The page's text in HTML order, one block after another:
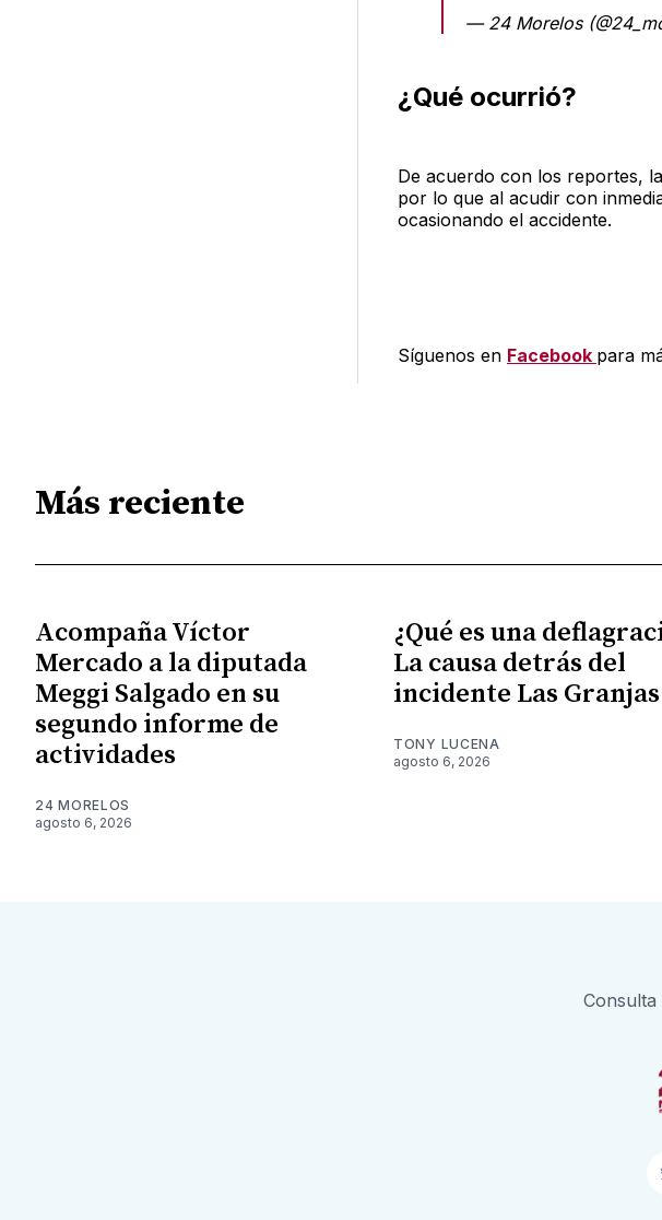
— 24 Morelos
¿Qué ocurrió?
De acuerdo con los reportes,
por lo que al acudir con
ocasionando el accidente.
Síguenos en Facebook para
Más reciente
Acompaña Víctor
Mercado a la diputada
Meggi Salgado en su
segundo informe de
actividades
24 MORELOS
agosto 6, 2026
¿Qué es una
La causa detrás del
incidente Las Granjas
TONY LUCENA
agosto 6, 2026
Consulta